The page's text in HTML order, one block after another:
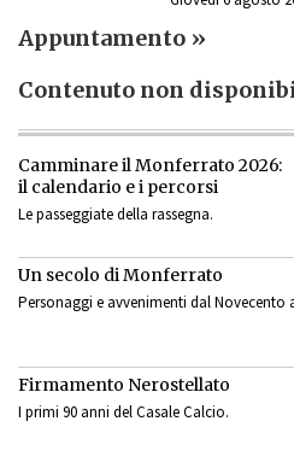
Appuntamento »
Contenuto non
Camminare il Monferrato 2026:
il calendario e i percorsi
Le passeggiate della rassegna.
Un secolo di Monferrato
Personaggi e avvenimenti dal Novecento
Firmamento Nerostellato
I primi 90 anni del Casale Calcio.